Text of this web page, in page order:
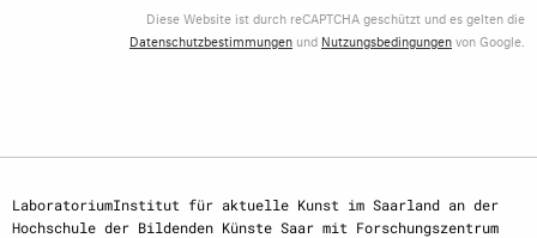
Diese Website ist durch reCAPTCHA geschützt und es gelten die
Datenschutzbestimmungen und Nutzungsbedingungenvon Google.
LaboratoriumInstitut für aktuelle Kunst im Saarland an der
Hochschule der Bildenden Künste Saar mit Forschungszentrum